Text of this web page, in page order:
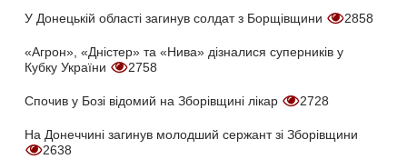
У Донецькій області загинув солдат з Борщівщини 2858
«Агрон», «Дністер» та «Нива» дізналися суперників у
Кубку України
2758
Спочив у Бозі відомий на Зборівщині лікар 2728
На Донеччині загинув молодший сержант зі Зборівщини
2638